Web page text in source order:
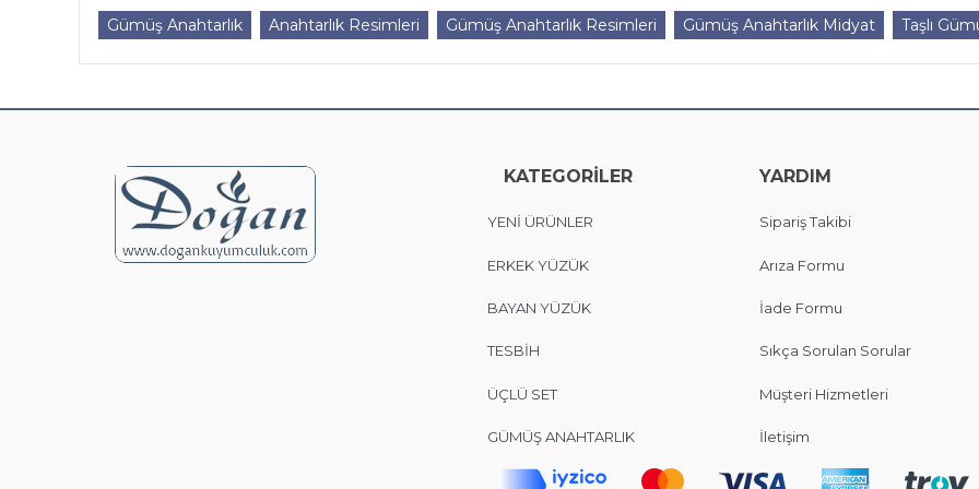
Gümüş Anahtarlık Anahtarlık Resimleri Gümüş Anahtarlık Resimleri Gümüş Anahtarlık Midyat Taşlı
KATEGORİLER
YENİ ÜRÜNLER
ERKEK YÜZÜK
BAYAN YÜZÜK
TESBİH
ÜÇLÜ SET
GÜMÜŞ ANAHTARLIK
YARDIM
Sipariş Takibi
Arıza Formu
İade Formu
Sıkça Sorulan Sorular
Müşteri Hizmetleri
İletişim